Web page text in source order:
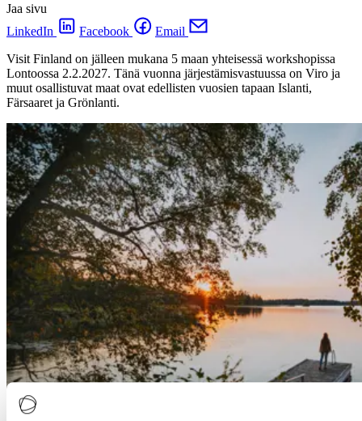
Jaa sivu
LinkedIn
Facebook
Email
Visit Finland on jälleen mukana 5 maan yhteisessä workshopissa
Lontoossa 2.2.2027. Tänä vuonna järjestämisvastuussa on Viro ja
muut osallistuvat maat ovat edellisten vuosien tapaan Islanti,
Färsaaret ja Grönlanti.